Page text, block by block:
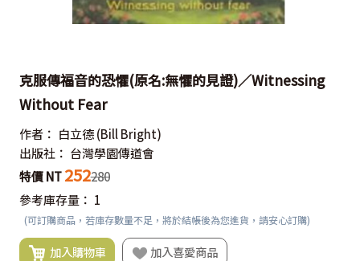
克服傳福音的恐懼(原名:無懼的見證)／Witnessing
Without Fear
作者： 白立德 (Bill Bright)
出版社： 台灣學園傳道會
特價 NT 252280
參考庫存量： 1
(可訂購商品，若庫存數量不足，將於結帳後為您進貨，請安心訂購)
加入購物車 加入喜愛商品